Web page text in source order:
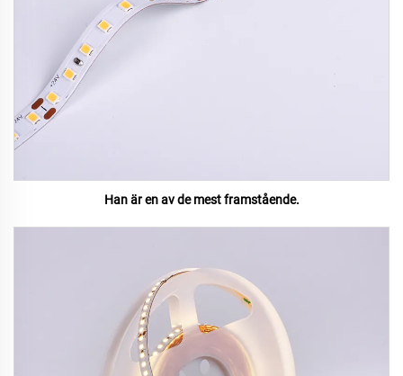
Han är en av de mest framstående.